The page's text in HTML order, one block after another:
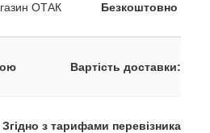
ОТАК Безкоштовно
Вартість доставки:
Згідно з тарифами перевізника